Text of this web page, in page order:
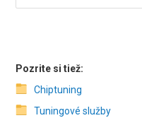
Pozrite si tiež:
Chiptuning
Tuningové služby